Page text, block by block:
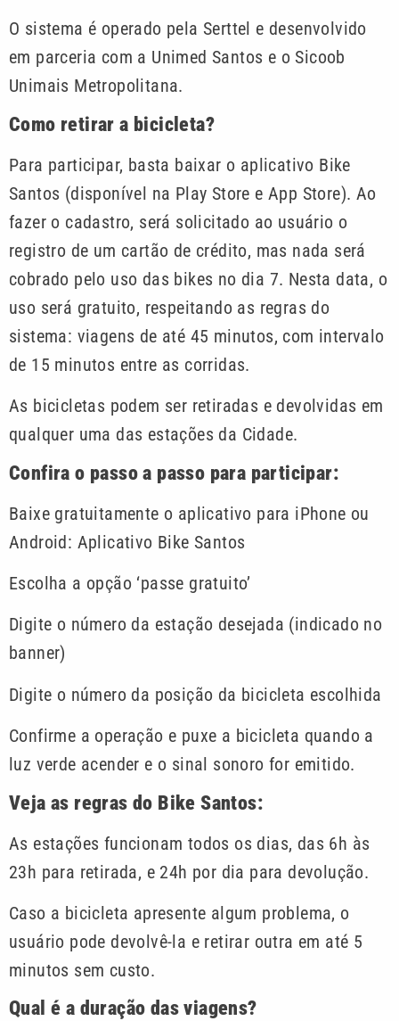
O sistema é operado pela Serttel e desenvolvido
em parceria com a Unimed Santos e o Sicoob
Unimais Metropolitana.
Como retirar a bicicleta?
Para participar, basta baixar o aplicativo Bike
Santos (disponível na Play Store e App Store). Ao
fazer o cadastro, será solicitado ao usuário o
registro de um cartão de crédito, mas nada será
cobrado pelo uso das bikes no dia 7. Nesta data, o
uso será gratuito, respeitando as regras do
sistema: viagens de até 45 minutos, com intervalo
de 15 minutos entre as corridas.
As bicicletas podem ser retiradas e devolvidas em
qualquer uma das estações da Cidade.
Confira o passo a passo para participar:
Baixe gratuitamente o aplicativo para iPhone ou
Android: Aplicativo Bike Santos
Escolha a opção ‘passe gratuito’
Digite o número da estação desejada (indicado no
banner)
Digite o número da posição da bicicleta escolhida
Confirme a operação e puxe a bicicleta quando a
luz verde acender e o sinal sonoro for emitido.
Veja as regras do Bike Santos:
As estações funcionam todos os dias, das 6h às
23h para retirada, e 24h por dia para devolução.
Caso a bicicleta apresente algum problema, o
usuário pode devolvê-la e retirar outra em até 5
minutos sem custo.
Qual é a duração das viagens?